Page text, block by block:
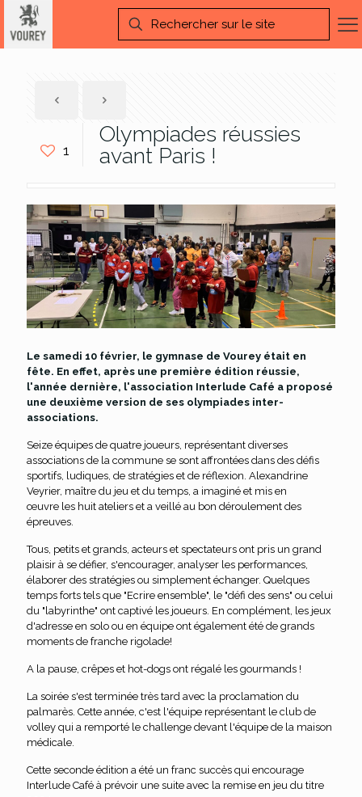
1
Olympiades réussies
avant Paris !
Le samedi 10 février, le gymnase de Vourey était en
fête. En effet, après une première édition réussie,
l'année dernière, l'association Interlude Café a proposé
une deuxième version de ses olympiades inter-
associations.
Seize équipes de quatre joueurs, représentant diverses
associations de la commune se sont affrontées dans des défis
sportifs, ludiques, de stratégies et de réflexion. Alexandrine
Veyrier, maître du jeu et du temps, a imaginé et mis en
œuvre les huit ateliers et a veillé au bon déroulement des
épreuves.
Tous, petits et grands, acteurs et spectateurs ont pris un grand
plaisir à se défier, s'encourager, analyser les performances,
élaborer des stratégies ou simplement échanger. Quelques
temps forts tels que "Ecrire ensemble", le "défi des sens" ou celui
du "labyrinthe" ont captivé les joueurs. En complément, les jeux
d'adresse en solo ou en équipe ont également été de grands
moments de franche rigolade!
A la pause, crêpes et hot-dogs ont régalé les gourmands !
La soirée s'est terminée très tard avec la proclamation du
palmarès. Cette année, c'est l'équipe représentant le club de
volley qui a remporté le challenge devant l'équipe de la maison
médicale.
Cette seconde édition a été un franc succès qui encourage
Interlude Café à prévoir une suite avec la remise en jeu du titre